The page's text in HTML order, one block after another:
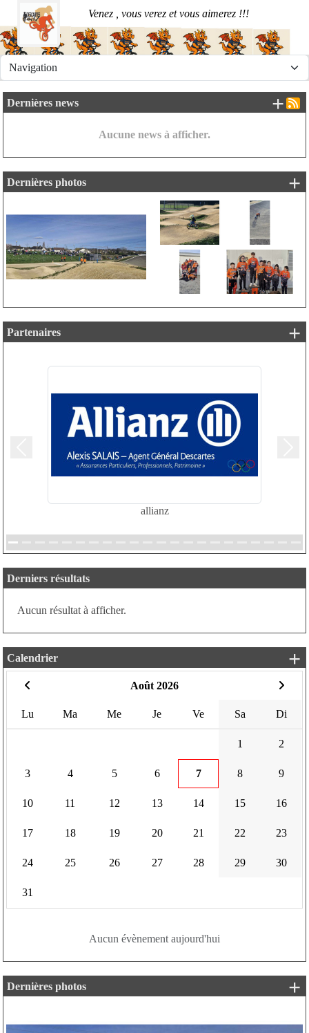
Venez , vous verez et vous aimerez !!!
Dernières news
Aucune news à afficher.
+
Dernières photos +
Partenaires
allianz
+
Derniers résultats
Aucun résultat à afficher.
Calendrier
Août 2026
Lu Ma Me Je Ve Sa Di
1 2
3 4 5 6 7 8 9
10 11 12 13 14 15 16
17 18 19 20 21 22 23
24 25 26 27 28 29 30
31
Aucun évènement aujourd'hui
+
Dernières photos +
Panneau de gestion des cookies